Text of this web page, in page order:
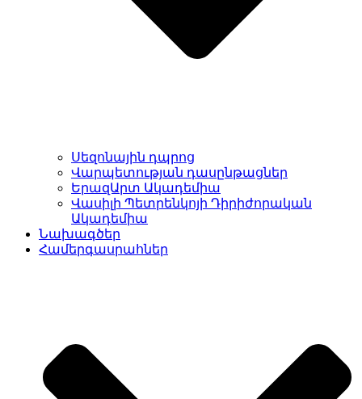
Սեզոնային դպրոց
Վարպետության դասընթացներ
ԵրազԱրտ Ակադեմիա
Վասիլի Պետրենկոյի Դիրիժորական
Ակադեմիա
Նախագծեր
Համերգասրահներ